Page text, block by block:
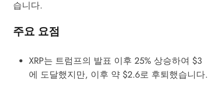
습니다.
주요 요점
XRP는 트럼프의 발표 이후 25% 상승하여 $3
에 도달했지만, 이후 약 $2.6로 후퇴했습니다.